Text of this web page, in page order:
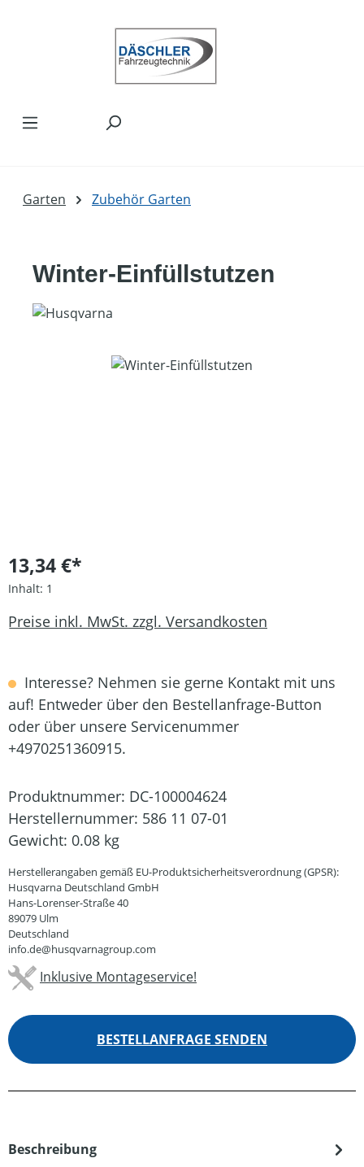
Garten Zubehör Garten
Winter-Einfüllstutzen
Bildergalerie überspringen
13,34 €*
Inhalt: 1
Preise inkl. MwSt. zzgl. Versandkosten
Interesse? Nehmen sie gerne Kontakt mit uns
auf! Entweder über den Bestellanfrage-Button
oder über unsere Servicenummer
+4970251360915.
Produktnummer: DC-100004624
Herstellernummer: 586 11 07-01
Gewicht: 0.08 kg
Herstellerangaben gemäß EU-Produktsicherheitsverordnung (GPSR):
Husqvarna Deutschland GmbH
Hans-Lorenser-Straße 40
89079 Ulm
Deutschland
info.de@husqvarnagroup.com
Inklusive Montageservice!
BESTELLANFRAGE SENDEN
Beschreibung